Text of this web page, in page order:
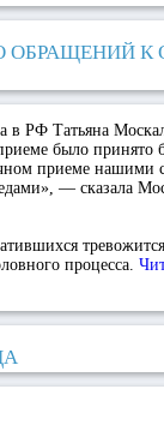
ОБРАЩЕНИЙ К
РФ Татьяна
было принято
приеме нашими
— сказала
процесса.